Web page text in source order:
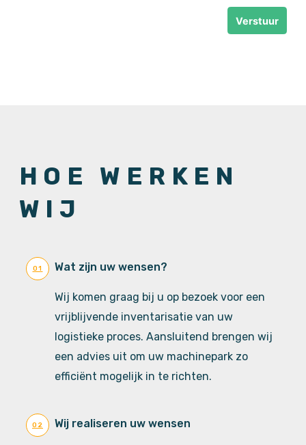
Verstuur
HOE WERKEN
WIJ
01 Wat zijn uw wensen?
Wij komen graag bij u op bezoek voor een
vrijblijvende inventarisatie van uw
logistieke proces. Aansluitend brengen wij
een advies uit om uw machinepark zo
efficiënt mogelijk in te richten.
02 Wij realiseren uw wensen